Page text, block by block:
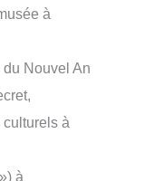
à
du Nouvel An
culturels à
à